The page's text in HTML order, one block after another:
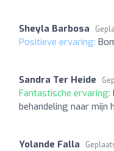
Sheyla Barbosa
Positieve ervaring:
Sandra Ter Heide
Fantastische ervaring:
behandeling naar mijn
Yolande Falla